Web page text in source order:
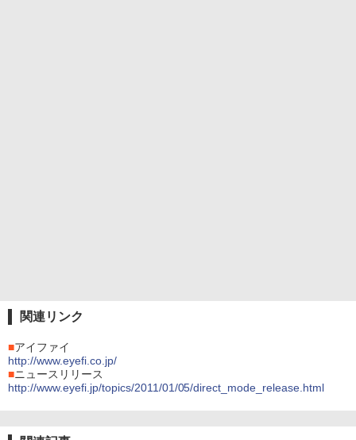
関連リンク
■アイファイ
http://www.eyefi.co.jp/
■ニュースリリース
http://www.eyefi.jp/topics/2011/01/05/direct_mode_release.html